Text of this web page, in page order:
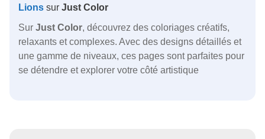
Lions sur Just Color
Sur Just Color, découvrez des coloriages créatifs,
relaxants et complexes. Avec des designs détaillés et
une gamme de niveaux, ces pages sont parfaites pour
se détendre et explorer votre côté artistique